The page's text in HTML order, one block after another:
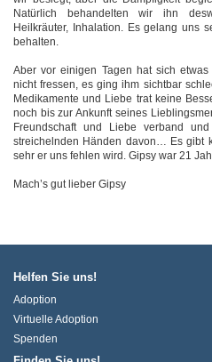
Natürlich behandelten wir ihn
Heilkräuter, Inhalation. Es gelang uns
behalten.
Aber vor einigen Tagen hat sich
nicht fressen, es ging ihm sichtbar
Medikamente und Liebe trat keine
noch bis zur Ankunft seines
Freundschaft und Liebe verband
streichelnden Händen davon… Es gibt
sehr er uns fehlen wird. Gipsy war 21
Mach’s gut lieber Gipsy
Helfen Sie uns!
Adoption
Virtuelle Adoption
Spenden